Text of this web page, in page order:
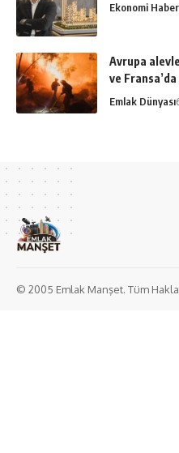
Ekonomi
Avrupa
ve
Emlak Dünyası
© 2005 Emlak Manşet. Tüm